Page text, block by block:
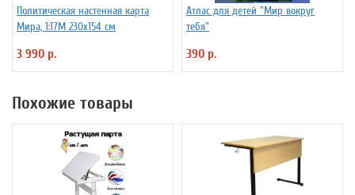
Политическая настенная карта
Мира, 1:17М 230х154 см
3 990 р.
Атлас для детей "Мир вокруг
тебя"
390 р.
Похожие товары